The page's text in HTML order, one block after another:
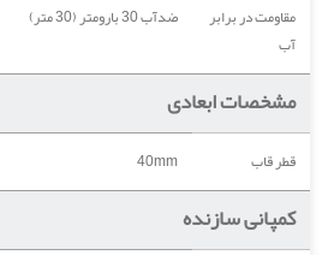
مقاومت در برابر
آب
ضدآب 30 بارومتر (30 متر)
مشخصات ابعادی
قطر قاب 40mm
کمپانی سازنده